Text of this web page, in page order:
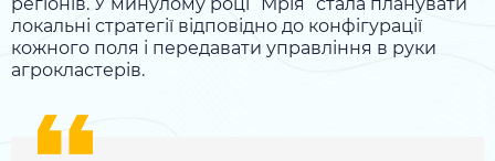
локальні стратегії відповідно до конфігурації
кожного поля і передавати управління в руки
агрокластерів.